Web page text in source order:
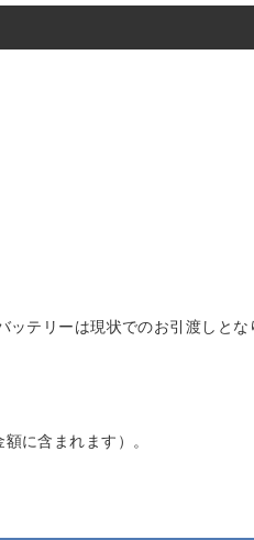
テリーは現状でのお引渡しとな
に含まれます）。